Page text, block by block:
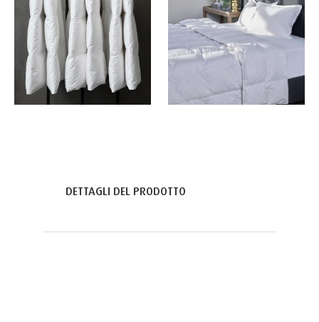
DETTAGLI DEL PRODOTTO